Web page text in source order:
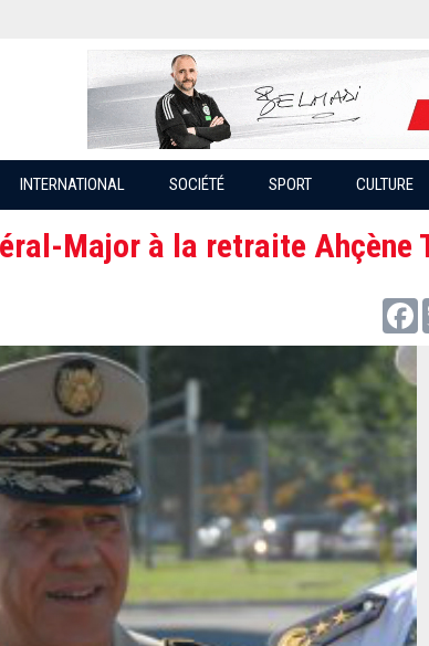
INTERNATIONAL SOCIÉTÉ SPORT CULTURE
Major à la retraite Ahçène